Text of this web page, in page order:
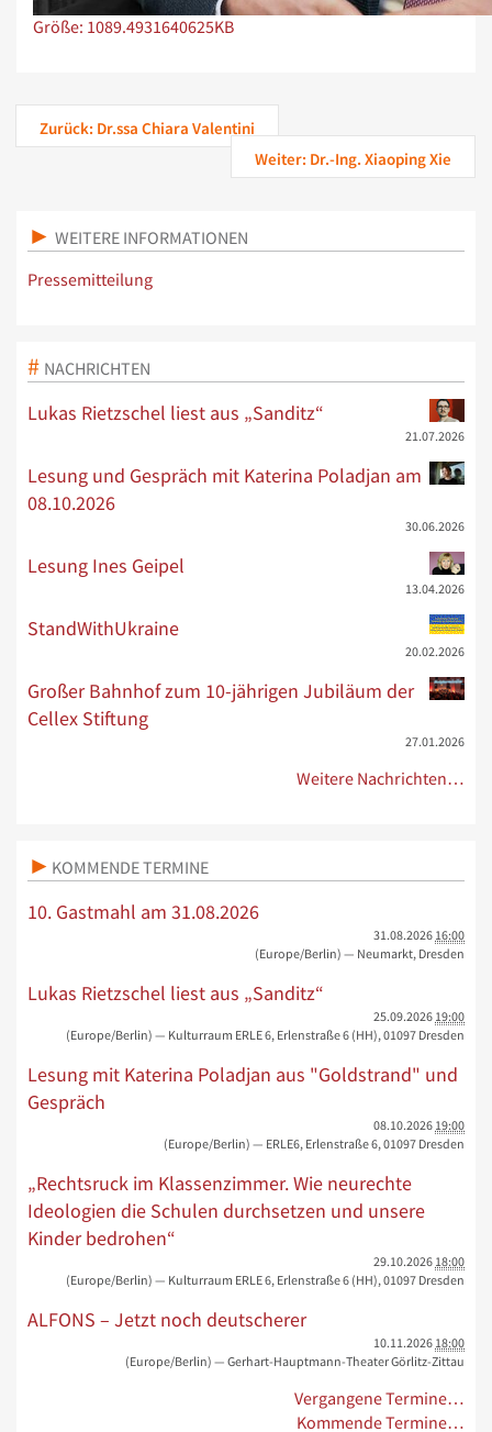
Zeige Bild in voller Größe…
Größe: 1089.4931640625KB
Zurück: Dr.ssa Chiara Valentini
Weiter: Dr.-Ing. Xiaoping Xie
WEITERE INFORMATIONEN
Pressemitteilung
NACHRICHTEN
Lukas Rietzschel liest aus „Sanditz“
21.07.2026
Lesung und Gespräch mit Katerina Poladjan am
08.10.2026
30.06.2026
Lesung Ines Geipel
13.04.2026
StandWithUkraine
20.02.2026
Großer Bahnhof zum 10-jährigen Jubiläum der
Cellex Stiftung
27.01.2026
Weitere Nachrichten…
KOMMENDE TERMINE
10. Gastmahl am 31.08.2026
31.08.2026 16:00
(Europe/Berlin) — Neumarkt, Dresden
Lukas Rietzschel liest aus „Sanditz“
25.09.2026 19:00
(Europe/Berlin) — Kulturraum ERLE 6, Erlenstraße 6 (HH), 01097 Dresden
Lesung mit Katerina Poladjan aus "Goldstrand" und
Gespräch
08.10.2026 19:00
(Europe/Berlin) — ERLE6, Erlenstraße 6, 01097 Dresden
„Rechtsruck im Klassenzimmer. Wie neurechte
Ideologien die Schulen durchsetzen und unsere
Kinder bedrohen“
29.10.2026 18:00
(Europe/Berlin) — Kulturraum ERLE 6, Erlenstraße 6 (HH), 01097 Dresden
ALFONS – Jetzt noch deutscherer
10.11.2026 18:00
(Europe/Berlin) — Gerhart-Hauptmann-Theater Görlitz-Zittau
Vergangene Termine…
Kommende Termine…